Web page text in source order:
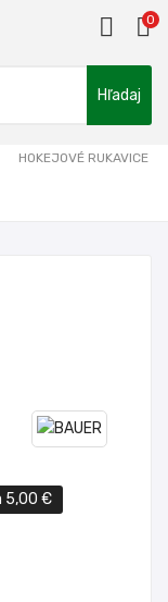
0
Hľadaj
HOKEJOVÉ RUKAVICE
5,00 €